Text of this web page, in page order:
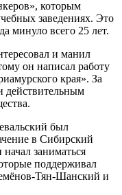
которым
заведениях. Это
минуло всего 25 лет.
и манил
он написал работу
края». За
действительным
был
в Сибирский
заниматься
поддерживал
Тян-Шанский и